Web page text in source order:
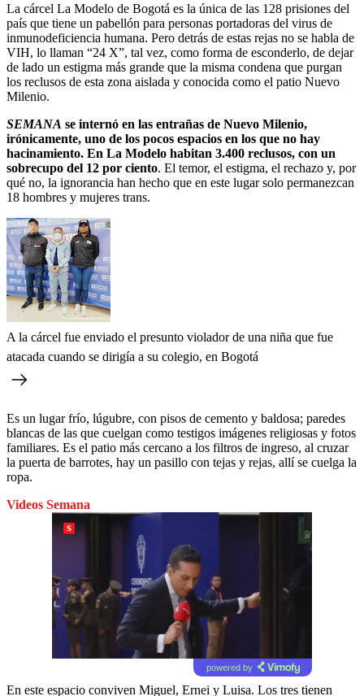
La cárcel La Modelo de Bogotá es la única de las 128 prisiones del
país que tiene un pabellón para personas portadoras del virus de
inmunodeficiencia humana. Pero detrás de estas rejas no se habla de
VIH, lo llaman “24 X”, tal vez, como forma de esconderlo, de dejar
de lado un estigma más grande que la misma condena que purgan
los reclusos de esta zona aislada y conocida como el patio Nuevo
Milenio.
SEMANA se internó en las entrañas de Nuevo Milenio,
irónicamente, uno de los pocos espacios en los que no hay
hacinamiento. En La Modelo habitan 3.400 reclusos, con un
sobrecupo del 12 por ciento. El temor, el estigma, el rechazo y, por
qué no, la ignorancia han hecho que en este lugar solo permanezcan
18 hombres y mujeres trans.
A la cárcel fue enviado el presunto violador de una niña que fue
atacada cuando se dirigía a su colegio, en Bogotá
Es un lugar frío, lúgubre, con pisos de cemento y baldosa; paredes
blancas de las que cuelgan como testigos imágenes religiosas y fotos
familiares. Es el patio más cercano a los filtros de ingreso, al cruzar
la puerta de barrotes, hay un pasillo con tejas y rejas, allí se cuelga la
ropa.
Videos Semana
powered by
En este espacio conviven Miguel, Ernei y Luisa. Los tres tienen